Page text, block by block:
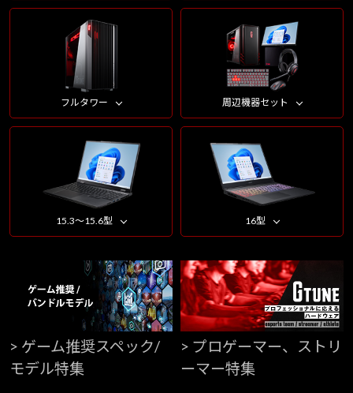
フルタワー 周辺機器セット
15.3～15.6型 16型
> ゲーム推奨スペック/
モデル特集
> プロゲーマー、ストリ
ーマー特集